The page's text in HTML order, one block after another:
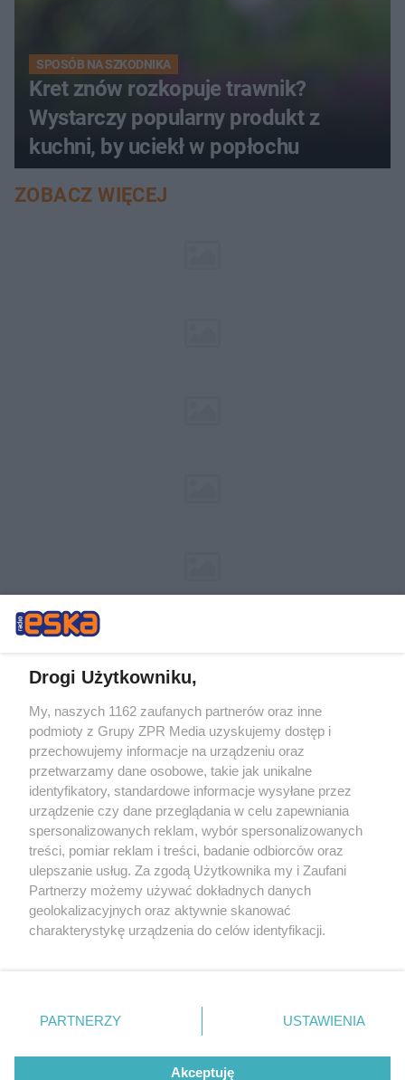
SPOSÓB NA SZKODNIKA
Kret znów rozkopuje trawnik?
Wystarczy popularny produkt z
kuchni, by uciekł w popłochu
ZOBACZ WIĘCEJ
Żaden utwór zamieszczony w serwisie nie może być powielany i
rozpowszechniany lub dalej rozpowszechniany w jakikolwiek sposób (w
tym także elektroniczny lub mechaniczny) na jakimkolwiek polu
eksploatacji w jakiejkolwiek formie, włącznie z umieszczaniem w
Internecie bez pisemnej zgody właściciela praw. Jakiekolwiek użycie lub
wykorzystanie utworów w całości lub w części z naruszeniem prawa,
tzn. bez właściwej zgody, jest zabronione pod groźbą kary i może być
ścigane prawnie.
© 2026 Grupa ZPR Media
Drogi Użytkowniku,
My, naszych 1162 zaufanych partnerów oraz inne
podmioty z Grupy ZPR Media uzyskujemy dostęp i
przechowujemy informacje na urządzeniu oraz
przetwarzamy dane osobowe, takie jak unikalne
identyfikatory, standardowe informacje wysyłane przez
urządzenie czy dane przeglądania w celu zapewniania
spersonalizowanych reklam, wybór spersonalizowanych
treści, pomiar reklam i treści, badanie odbiorców oraz
ulepszanie usług. Za zgodą Użytkownika my i Zaufani
Partnerzy możemy używać dokładnych danych
geolokalizacyjnych oraz aktywnie skanować
charakterystykę urządzenia do celów identyfikacji.
zmienić/wycofać klikając przycisk ustawień prywatności
znajdujący się w lewym dolnym rogu strony
rodzaje przetwarzania danych nie wymagają zgody
użytkownika, ale masz prawo sprzeciwić się takiemu
PARTNERZY USTAWIENIA
Akceptuję